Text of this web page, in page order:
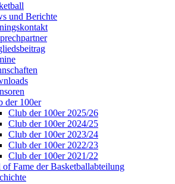
und Berichte
der 100er
Club der 100er 2025/26
Club der 100er 2024/25
Club der 100er 2023/24
Club der 100er 2022/23
Club der 100er 2021/22
Fame der Basketballabteilung